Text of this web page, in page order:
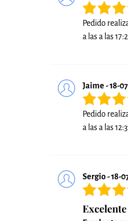
Pedido
a las a las
Jaime - 18-
Pedido
a las a las
Sergio - 18-